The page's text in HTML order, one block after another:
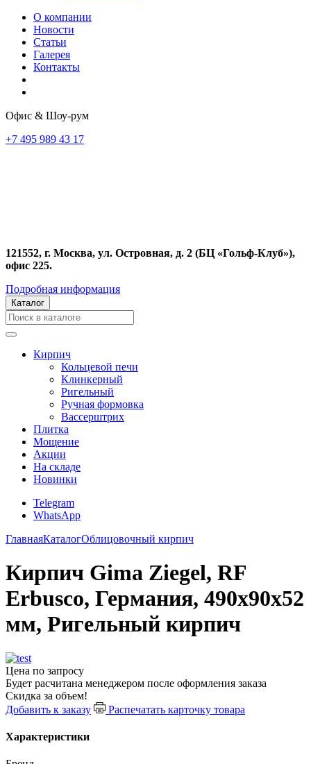
О компании
Новости
Статьи
Галерея
Контакты
Офис & Шоу-рум
+7 495 989 43 17
121552, г. Москва, ул. Островная, д. 2 (БЦ «Гольф-Клуб»),
офис 225.
Подробная информация
Каталог
Кирпич
Кольцевой печи
Клинкерный
Ригельный
Ручная формовка
Вассерштрих
Плитка
Мощение
Акции
На складе
Новинки
Telegram
WhatsApp
ГлавнаяКаталогОблицовочный кирпич
Кирпич Gima Ziegel, RF
Erbusco, Германия, 490х90х52
мм, Ригельный кирпич
Цена по запросу
Будет расчитана менеджером после оформления заказа
Скидка за объем!
Добавить к заказу
Распечатать карточку товара
Характеристики